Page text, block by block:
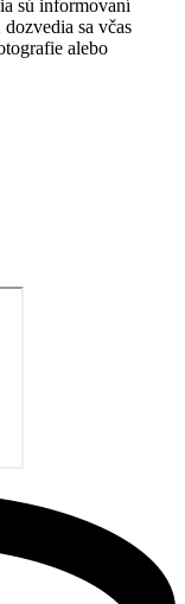
sú informovaní
sa včas
alebo